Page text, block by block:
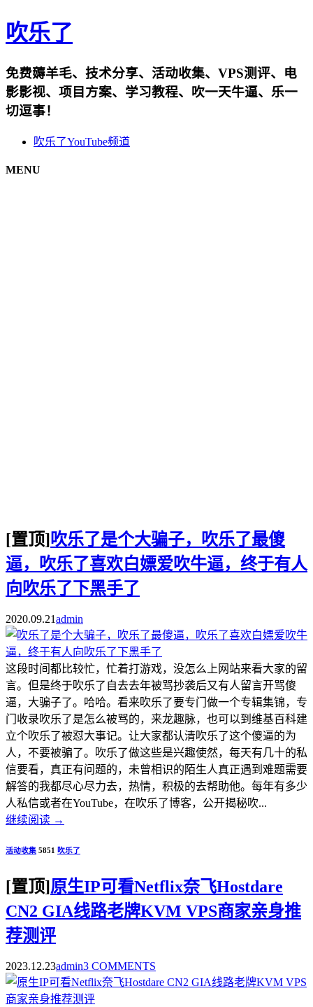
吹乐了
免费薅羊毛、技术分享、活动收集、VPS测评、电
影影视、项目方案、学习教程、吹一天牛逼、乐一
切逗事！
吹乐了YouTube频道
MENU
[置顶]吹乐了是个大骗子，吹乐了最傻
逼，吹乐了喜欢白嫖爱吹牛逼，终于有人
向吹乐了下黑手了
2020.09.21admin
这段时间都比较忙，忙着打游戏，没怎么上网站来看大家的留
言。但是终于吹乐了自去去年被骂抄袭后又有人留言开骂傻
逼，大骗子了。哈哈。看来吹乐了要专门做一个专辑集锦，专
门收录吹乐了是怎么被骂的，来龙趣脉，也可以到维基百科建
立个吹乐了被怼大事记。让大家都认清吹乐了这个傻逼的为
人，不要被骗了。吹乐了做这些是兴趣使然，每天有几十的私
信要看，真正有问题的，未曾相识的陌生人真正遇到难题需要
解答的我都尽心尽力去，热情，积极的去帮助他。每年有多少
人私信或者在YouTube，在吹乐了博客，公开揭秘吹...
继续阅读 →
活动收集 5851 吹乐了
[置顶]原生IP可看Netflix奈飞Hostdare
CN2 GIA线路老牌KVM VPS商家亲身推
荐测评
2023.12.23admin3 COMMENTS